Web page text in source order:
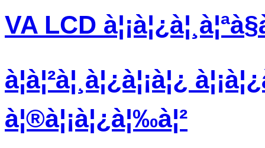
VA LCD
à¦à¦²à¦¸à¦¿à¦¡à¦¿
à¦®à¦¡à¦¿à¦‰à¦²